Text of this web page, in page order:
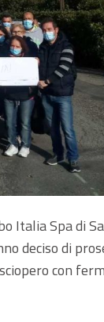
Italia Spa di
deciso di
con